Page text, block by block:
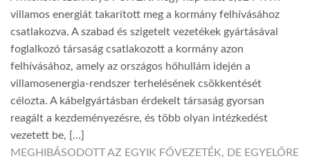
villamos energiát takarított meg a kormány felhívásához
csatlakozva. A szabad és szigetelt vezetékek gyártásával
foglalkozó társaság csatlakozott a kormány azon
felhívásához, amely az országos hőhullám idején a
villamosenergia-rendszer terhelésének csökkentését
célozta. A kábelgyártásban érdekelt társaság gyorsan
reagált a kezdeményezésre, és több olyan intézkedést
vezetett be, […]
MEGHIBÁSODOTT AZ EGYIK FŐVEZETÉK, DE EGYELŐRE